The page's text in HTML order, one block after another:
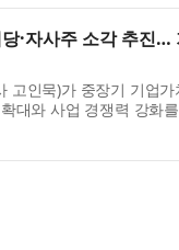
·자사주 소각 추진…
고인묵)가 중장기 기업
대와 사업 경쟁력 강화
제고 계획은 신사업